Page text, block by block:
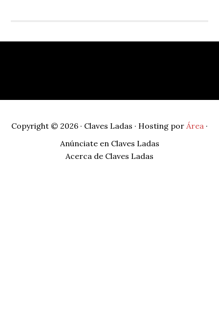
Copyright © 2026 · Claves Ladas · Hosting por Área ·
Anúnciate en Claves Ladas
Acerca de Claves Ladas